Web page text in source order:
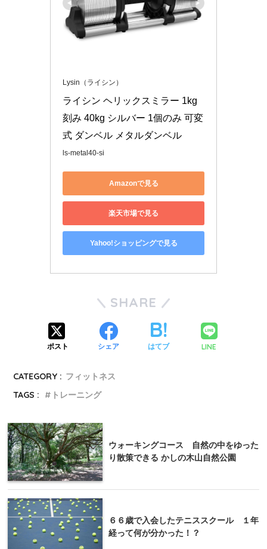
Lysin（ライシン）
ライシン ヘリックスミラー 1kg
刻み 40kg シルバー 1個のみ 可変
式 ダンベル メタルダンベル
ls-metal40-si
Amazonで見る
楽天市場で見る
Yahoo!ショッピングで見る
SHARE
ポスト シェア はてブ LINE
CATEGORY : フィットネス
TAGS :
トレーニング
ウォーキングコース 自然の中をゆった
り散策できる かしの木山自然公園
６６歳で入会したテニススクール １年
経って何が分かった！？